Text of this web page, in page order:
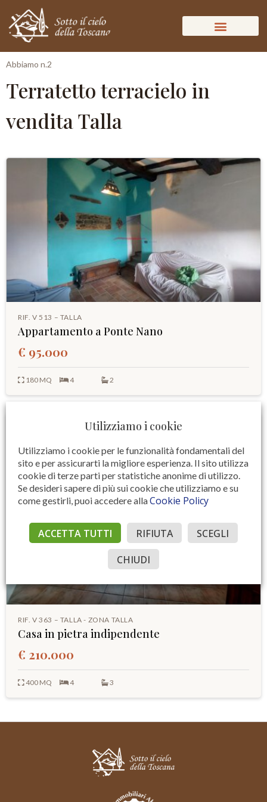
Abbiamo n.2
Terratetto terracielo in
vendita Talla
RIF. V 513 – TALLA
Appartamento a Ponte Nano
€ 95.000
180 MQ 4 2
RIF. V 363 – TALLA - ZONA TALLA
Casa in pietra indipendente
€ 210.000
400 MQ 4 3
Utilizziamo i cookie
Utilizziamo i cookie per le funzionalità fondamentali del
sito e per assicurarti la migliore esperienza. Il sito utilizza
cookie di terze parti per statistiche anonime di utilizzo.
Se desideri sapere di più sui cookie che utilizziamo e su
come gestirli, puoi accedere allaCookie Policy
ACCETTA TUTTI RIFIUTA
SCEGLI
CHIUDI